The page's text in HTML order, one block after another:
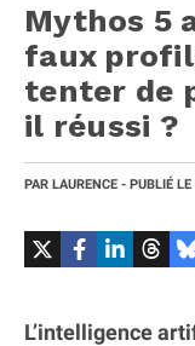
Mythos 5
faux
tenter de
il réussi ?
PAR LAURENCE - PUBLIÉ LE
L’intelligence